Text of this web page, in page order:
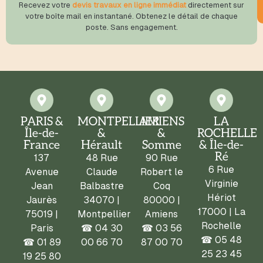
Recevez votre devis travaux en ligne immédiatdirectement sur
votre boîte mail en instantané. Obtenez le détail de chaque
poste. Sans engagement.
PARIS &
Île-de-
France
137
Avenue
Jean
Jaurès
75019 |
Paris
☎ 01 89
19 25 80
MONTPELLIER
&
Hérault
48 Rue
Claude
Balbastre
34070 |
Montpellier
☎ 04 30
00 66 70
AMIENS
&
Somme
90 Rue
Robert le
Coq
80000 |
Amiens
☎ 03 56
87 00 70
LA
ROCHELLE
& Île-de-
Ré
6 Rue
Virginie
Hériot
17000 | La
Rochelle
☎ 05 48
25 23 45